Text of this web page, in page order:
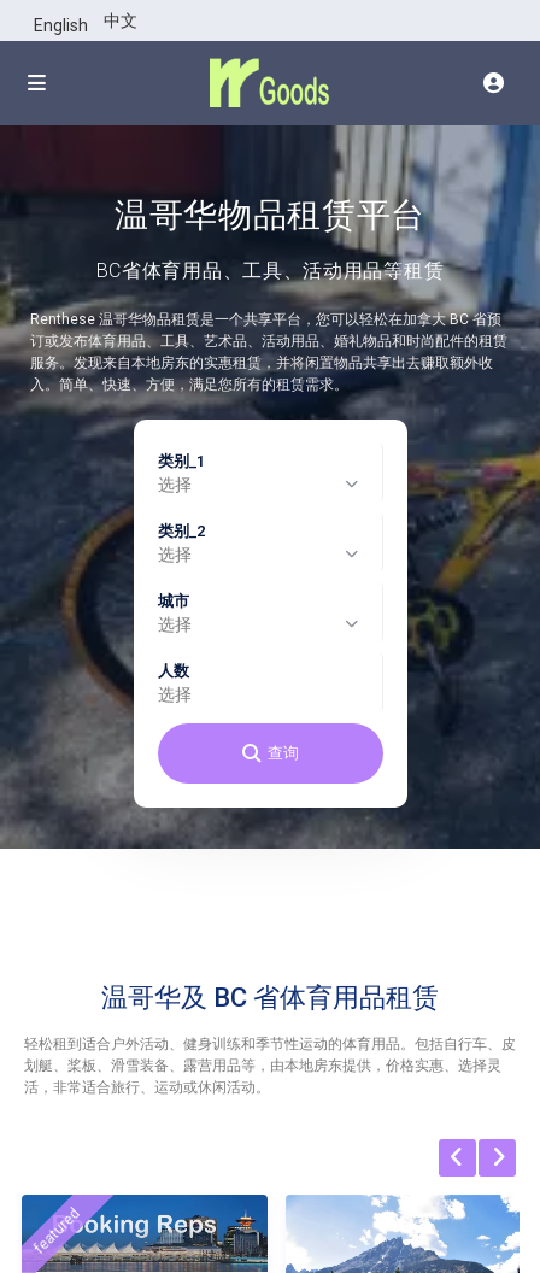
English 中文
温哥华物品租赁平台
BC省体育用品、工具、活动用品等租赁
Renthese 温哥华物品租赁是一个共享平台，您可以轻松在加拿大 BC 省预
订或发布体育用品、工具、艺术品、活动用品、婚礼物品和时尚配件的租赁
服务。发现来自本地房东的实惠租赁，并将闲置物品共享出去赚取额外收
入。简单、快速、方便，满足您所有的租赁需求。
类别_1
选择
类别_2
选择
城市
选择
人数
选择
查询
温哥华及 BC 省体育用品租赁
轻松租到适合户外活动、健身训练和季节性运动的体育用品。包括自行车、皮
划艇、桨板、滑雪装备、露营用品等，由本地房东提供，价格实惠、选择灵
活，非常适合旅行、运动或休闲活动。
featured